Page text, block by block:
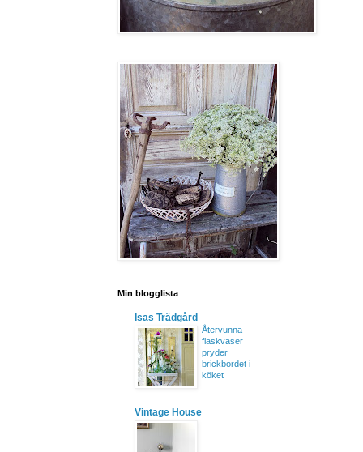
Min blogglista
Isas Trädgård
Återvunna
flaskvaser
pryder
brickbordet i
köket
Vintage House